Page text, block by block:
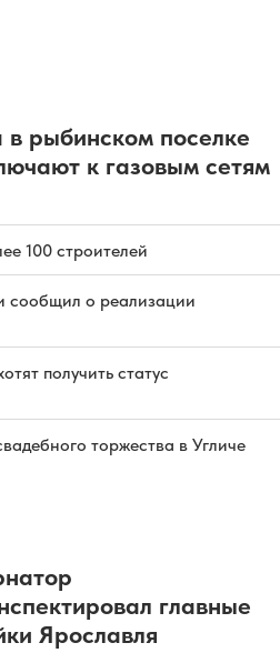
рыбинском поселке
к газовым сетям
100 строителей
сообщил о реализации
получить статус
торжества в Угличе
главные
Ярославля